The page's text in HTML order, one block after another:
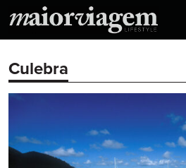
Culebra